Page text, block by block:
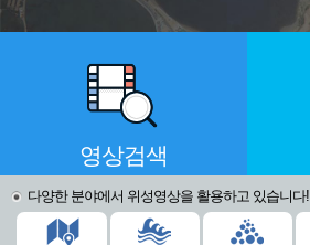
영상검색
다양한 분야에서 위성영상을 활용하고 있습니다!